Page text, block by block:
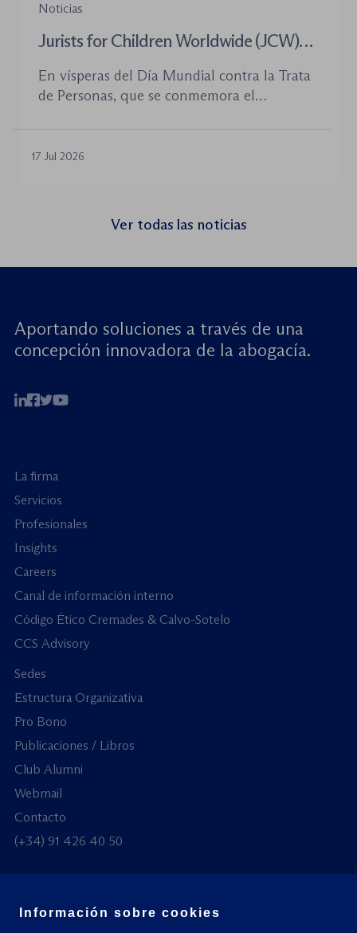
Noticias
Jurists for Children Worldwide (JCW)
para combatir la trata de menores y
defender el Estado de Derecho
En vísperas del Día Mundial contra la Trata
de Personas, que se conmemora el
la World Jurist Association (WJA) y Just
seminario web internacional «Trata de
menores: reforzando la rendición de
17 Jul 2026
Ver todas las noticias
Aportando soluciones a través de una
concepción innovadora de la abogacía.
La firma
Servicios
Profesionales
Insights
Careers
Canal de información interno
Código Ético Cremades & Calvo-Sotelo
CCS Advisory
Sedes
Estructura Organizativa
Pro Bono
Publicaciones / Libros
Club Alumni
Webmail
Contacto
(+34) 91 426 40 50
© Todos los derechos reservados
Información sobre cookies